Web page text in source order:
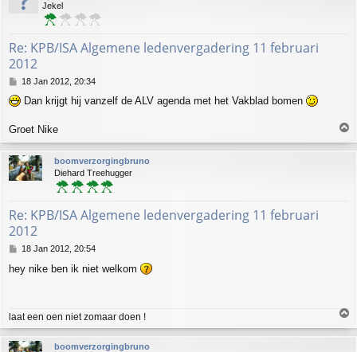
Jekel
Re: KPB/ISA Algemene ledenvergadering 11 februari
2012
P
s
18 Jan 2012, 20:34
Dan krijgt hij vanzelf de ALV agenda met het Vakblad bomen
Groet Nike
o
p
boomverzorgingbruno
Diehard Treehugger
Re: KPB/ISA Algemene ledenvergadering 11 februari
2012
P
s
18 Jan 2012, 20:54
hey nike ben ik niet welkom
laat een oen niet zomaar doen !
o
p
boomverzorgingbruno